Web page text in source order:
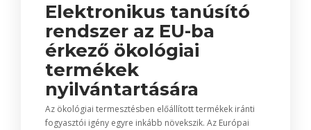
Elektronikus tanúsító
rendszer az EU-ba
érkező ökológiai
termékek
nyilvántartására
Az ökológiai termesztésben előállított termékek iránti
fogyasztói igény egyre inkább növekszik. Az Európai